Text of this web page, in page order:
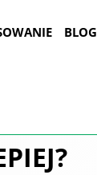
BLOG